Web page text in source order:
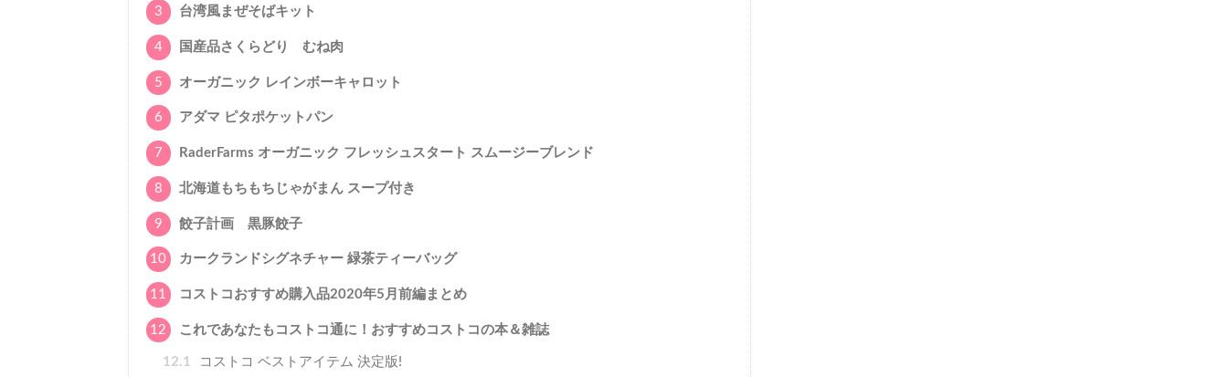
3 台湾風まぜそばキット
4 国産品さくらどり むね肉
5 オーガニック レインボーキャロット
6 アダマ ピタポケットパン
7 RaderFarms オーガニック フレッシュスタート スムージーブレンド
8 北海道もちもちじゃがまん スープ付き
9 餃子計画 黒豚餃子
10 カークランドシグネチャー 緑茶ティーバッグ
11 コストコおすすめ購入品2020年5月前編まとめ
12 これであなたもコストコ通に！おすすめコストコの本＆雑誌
12.1 コストコ ベストアイテム 決定版!